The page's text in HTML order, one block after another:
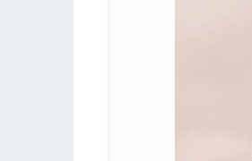
ひと葉「
和紗、新
『荒ぶる季節